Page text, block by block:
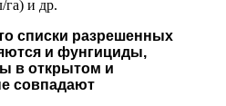
и др.
списки разрешенных
и фунгициды,
в открытом и
совпадают